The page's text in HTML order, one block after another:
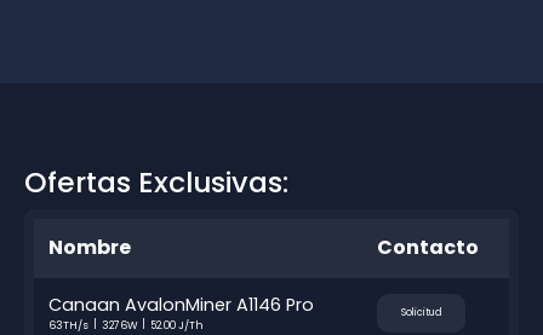
Ofertas Exclusivas:
Nombre Contacto
Canaan AvalonMiner A1146 Pro
63TH/s 3276W 52.00 J/Th
Solicitud